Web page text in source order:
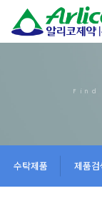
Find
수탁제품 제품검